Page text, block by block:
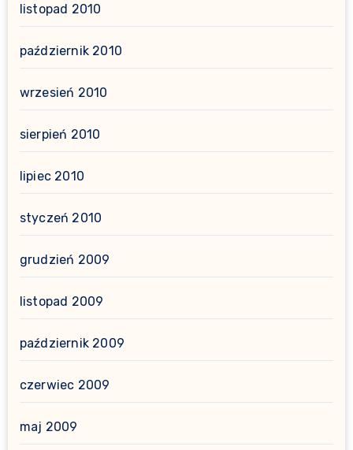
listopad 2010
październik 2010
wrzesień 2010
sierpień 2010
lipiec 2010
styczeń 2010
grudzień 2009
listopad 2009
październik 2009
czerwiec 2009
maj 2009